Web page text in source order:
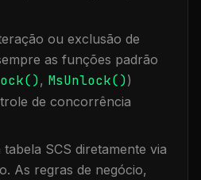
ou exclusão de
as funções padrão
, MsUnlock())
de concorrência
tabela SCS diretamente via
As regras de negócio,